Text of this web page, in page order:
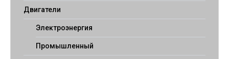
Двигатели
Электроэнергия
Промышленный